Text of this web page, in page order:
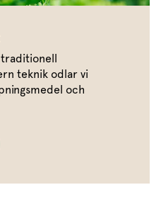
traditionell
teknik odlar vi
och